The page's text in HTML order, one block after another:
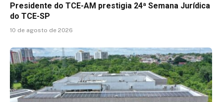
Presidente do TCE-AM prestigia 24ª Semana Jurídica
do TCE-SP
10 de agosto de 2026